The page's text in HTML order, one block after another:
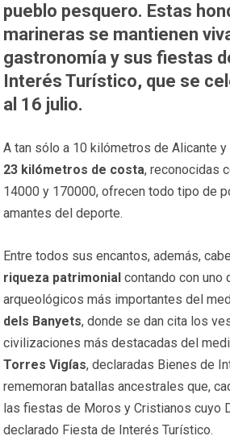
pueblo pesquero. Estas
marineras se mantienen
gastronomía y sus fiestas
Interés Turístico, que se
al 16 julio.
A tan sólo a 10 kilómetros de Alicante
23 kilómetros de costa, reconocidas
14000 y 170000, ofrecen todo tipo de
amantes del deporte.
Entre todos sus encantos, además,
riqueza patrimonial contando con uno
arqueológicos más importantes del
dels Banyets, donde se dan cita los
civilizaciones más destacadas del
Torres Vigías, declaradas Bienes de
rememoran batallas ancestrales que,
las fiestas de Moros y Cristianos cuyo
declarado Fiesta de Interés Turístico.